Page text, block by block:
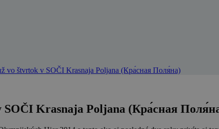
vo štvrtok v SOČI Krasnaja Poljana (Кра́сная Поля́на)
Krasnaja Poljana (Кра́сная